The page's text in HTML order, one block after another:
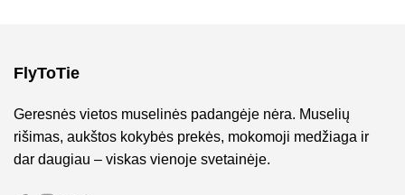
FlyToTie
Geresnės vietos muselinės padangėje nėra. Muselių
rišimas, aukštos kokybės prekės, mokomoji medžiaga ir
dar daugiau – viskas vienoje svetainėje.